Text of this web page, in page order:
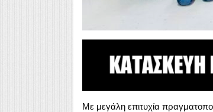
Με μεγάλη επιτυχία